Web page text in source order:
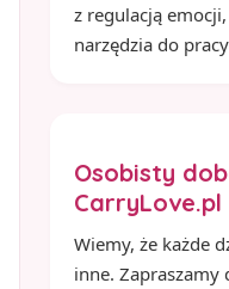
z regulacją
narzędzia do
Osobisty
Wiemy, że każde
inne. Zapraszamy